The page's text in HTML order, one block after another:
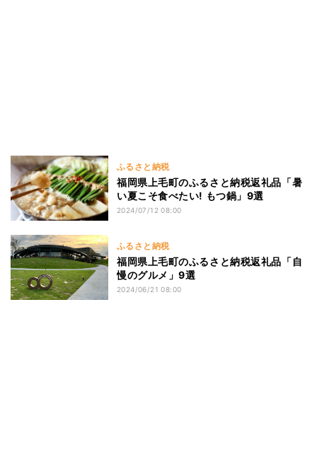
ふるさと納税
福岡県上毛町のふるさと納税返礼品「暑
い夏こそ食べたい! もつ鍋」9選
2024/07/12 08:00
ふるさと納税
福岡県上毛町のふるさと納税返礼品「自
慢のグルメ」9選
2024/06/21 08:00